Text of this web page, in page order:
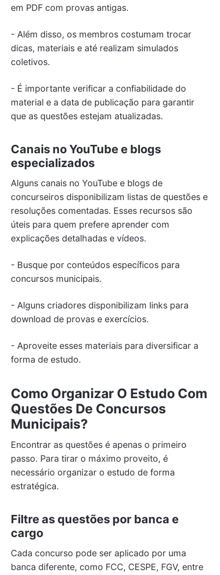
em PDF com provas antigas.
- Além disso, os membros costumam trocar
dicas, materiais e até realizam simulados
coletivos.
- É importante verificar a confiabilidade do
material e a data de publicação para garantir
que as questões estejam atualizadas.
Canais no YouTube e blogs
especializados
Alguns canais no YouTube e blogs de
concurseiros disponibilizam listas de questões e
resoluções comentadas. Esses recursos são
úteis para quem prefere aprender com
explicações detalhadas e vídeos.
- Busque por conteúdos específicos para
concursos municipais.
- Alguns criadores disponibilizam links para
download de provas e exercícios.
- Aproveite esses materiais para diversificar a
forma de estudo.
Como Organizar O Estudo Com
Questões De Concursos
Municipais?
Encontrar as questões é apenas o primeiro
passo. Para tirar o máximo proveito, é
necessário organizar o estudo de forma
estratégica.
Filtre as questões por banca e
cargo
Cada concurso pode ser aplicado por uma
banca diferente, como FCC, CESPE, FGV, entre